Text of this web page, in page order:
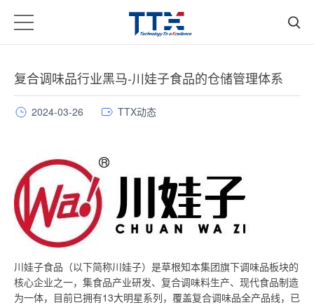
复合调味品行业黑马-川娃子食品的仓储管理体系
2024-03-26 TTX动态
川娃子食品（以下简称川娃子）是草根知本集团旗下调味品板块的
核心企业之一，集食品产业研发、复合调味料生产、现代食品制造
为一体，目前已拥有13大明星系列，覆盖复合调味品全产品线，已